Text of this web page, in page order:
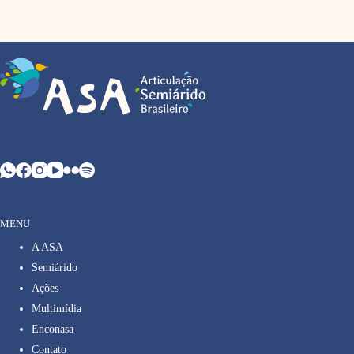
MENU
A ASA
Semiárido
Ações
Multimídia
Enconasa
Contato